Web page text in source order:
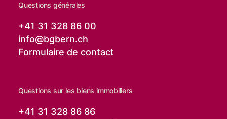
Questions générales
+41 31 328 86 00
info@bgbern.ch
Formulaire de contact
Questions sur les biens immobiliers
+41 31 328 86 86